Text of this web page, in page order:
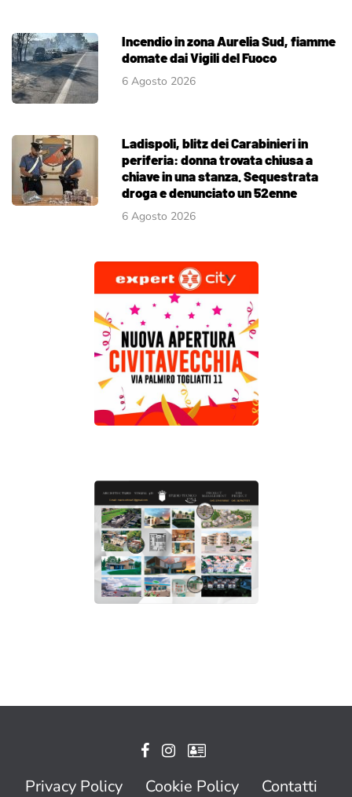
Incendio in zona Aurelia Sud, fiamme
domate dai Vigili del Fuoco
6 Agosto 2026
Ladispoli, blitz dei Carabinieri in
periferia: donna trovata chiusa a
chiave in una stanza. Sequestrata
droga e denunciato un 52enne
6 Agosto 2026
Privacy Policy Cookie Policy Contatti